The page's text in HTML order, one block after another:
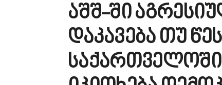
აშშ-ში
დაკავება თუ
საქართველოში